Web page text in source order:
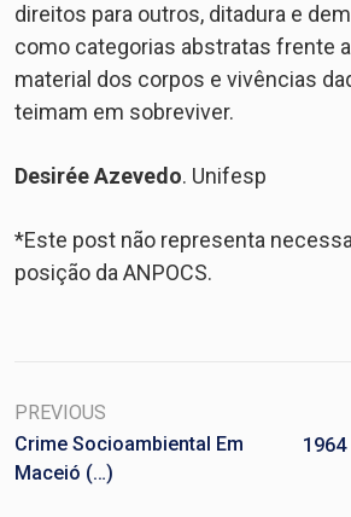
direitos para outros, ditadura e
como categorias abstratas frente
material dos corpos e vivências
teimam em sobreviver.
Desirée Azevedo. Unifesp
*Este post não representa
posição da ANPOCS.
PREVIOUS
Crime Socioambiental Em
Maceió (…)
1964